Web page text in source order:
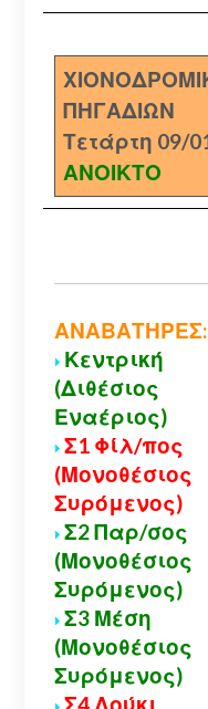
ΠΗΓΑΔΙΩΝ
Τετάρτη 09/
ΑΝΟΙΚΤΟ
ΑΝΑΒΑΤΗΡΕΣ:
Κεντρική
(Διθέσιος
Εναέριος)
Σ1 Φίλ/πος
(Μονοθέσιος
Συρόμενος)
Σ2 Παρ/σος
(Μονοθέσιος
Συρόμενος)
Σ3 Μέση
(Μονοθέσιος
Συρόμενος)
Σ4 Λούκι